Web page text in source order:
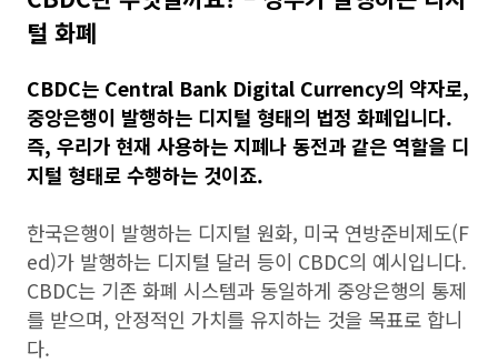
털 화폐
CBDC는 Central Bank Digital Currency의 약자로,
중앙은행이 발행하는 디지털 형태의 법정 화폐입니다.
즉, 우리가 현재 사용하는 지폐나 동전과 같은 역할을 디
지털 형태로 수행하는 것이죠.
한국은행이 발행하는 디지털 원화, 미국 연방준비제도(F
ed)가 발행하는 디지털 달러 등이 CBDC의 예시입니다.
CBDC는 기존 화폐 시스템과 동일하게 중앙은행의 통제
를 받으며, 안정적인 가치를 유지하는 것을 목표로 합니
다.